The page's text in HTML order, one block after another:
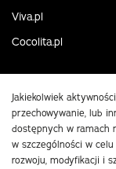
Viva.pl
Cocolita.pl
Jakiekolwiek
przechowywanie, lub
dostępnych w ramach
w szczególności w
rozwoju, modyfikacji i